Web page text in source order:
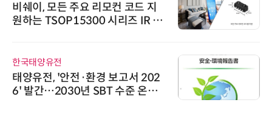
비쉐이, 모든 주요 리모컨 코드 지
원하는 TSOP15300 시리즈 IR 수
한국태양유전
태양유전, '안전·환경 보고서 202
6' 발간…2030년 SBT 수준 온실